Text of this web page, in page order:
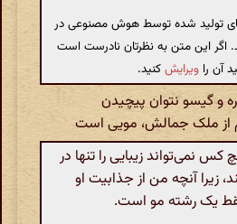
تولید شده توسط هوش مصنوعی در
اگر این متن به نظرتان نادرست است
آن را ویرایشکنید.
و گیسو نتوان پیچیدن
از ملک جمالش، مویی است
نمی‌تواند زیبایی را تنها در
زیرا آنچه من از جذابیت او
یک رشته مو است.